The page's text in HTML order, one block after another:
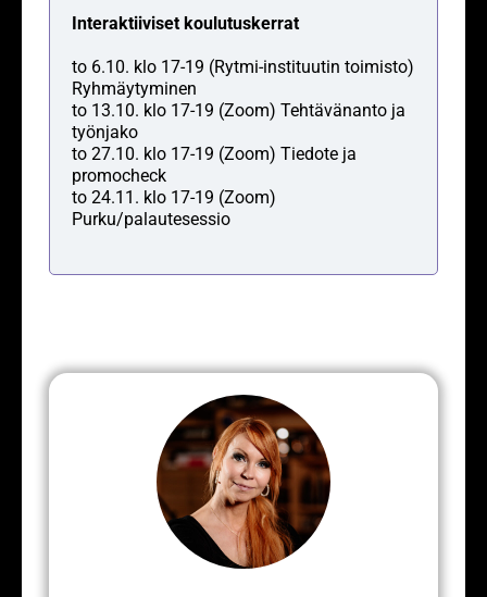
Interaktiiviset koulutuskerrat
to 6.10. klo 17-19 (Rytmi-instituutin toimisto)
Ryhmäytyminen
to 13.10. klo 17-19 (Zoom) Tehtävänanto ja
työnjako
to 27.10. klo 17-19 (Zoom) Tiedote ja
promocheck
to 24.11. klo 17-19 (Zoom)
Purku/palautesessio